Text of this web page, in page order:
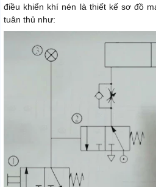
điều khiển khí nén là thiết kế sơ đồ
tuân thủ như: